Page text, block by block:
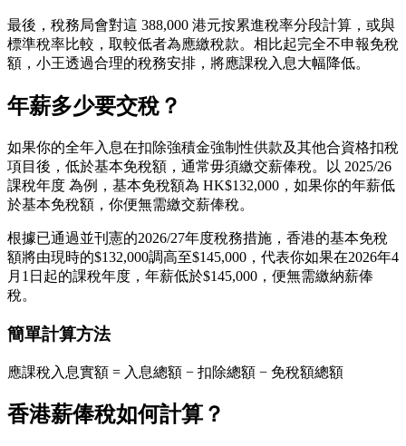
最後，稅務局會對這 388,000 港元按累進稅率分段計算，或與
標準稅率比較，取較低者為應繳稅款。相比起完全不申報免稅
額，小王透過合理的稅務安排，將應課稅入息大幅降低。
年薪多少要交稅？
如果你的全年入息在扣除強積金強制性供款及其他合資格扣稅
項目後，低於基本免稅額，通常毋須繳交薪俸稅。以 2025/26
課稅年度 為例，基本免稅額為 HK$132,000，如果你的年薪低
於基本免稅額，你便無需繳交薪俸稅。
根據已通過並刊憲的2026/27年度稅務措施，香港的基本免稅
額將由現時的$132,000調高至$145,000，代表你如果在2026年4
月1日起的課稅年度，年薪低於$145,000，便無需繳納薪俸
稅。
簡單計算方法
應課稅入息實額 = 入息總額 − 扣除總額 − 免稅額總額
香港薪俸稅如何計算？